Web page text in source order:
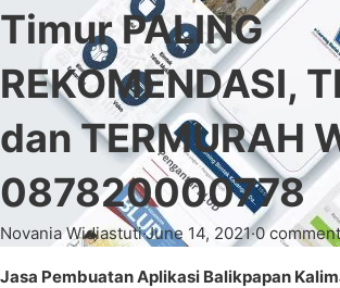
Timur PALING
REKOMENDASI,
dan TERMURAH
087820000778
Novania Widiastuti·June 14, 2021·0
Jasa Pembuatan Aplikasi Balikpapan